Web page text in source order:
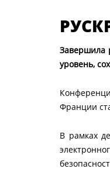
Завершила
уровень,
Франции
В рамках